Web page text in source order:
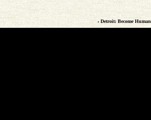
› Detroit: Become Human